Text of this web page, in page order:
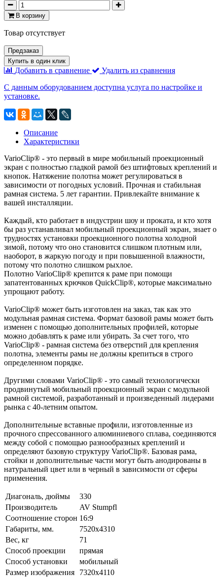
В корзину
Товар отсутствует
Предзаказ
Купить в один клик
Добавить в сравнение
Удалить из сравнения
С данным оборудованием доступна услуга по настройке и
установке.
Описание
Характеристики
VarioClip® - это первый в мире мобильный проекционный
экран с полностью гладкой рамой без штифтовых креплений и
кнопок. Натяжение полотна может регулироваться в
зависимости от погодных условий. Прочная и стабильная
рамная система. 5 лет гарантии. Привлекайте внимание к
вашей инсталляции.
Каждый, кто работает в индустрии шоу и проката, и кто хотя
бы раз устанавливал мобильный проекционный экран, знает о
трудностях установки проекционного полотна холодной
зимой, потому что оно становится слишком плотным или,
наоборот, в жаркую погоду и при повышенной влажности,
потому что полотно слишком рыхлое.
Полотно VarioClip® крепится к раме при помощи
запатентованных крючков QuickClip®, которые максимально
упрощают работу.
VarioClip® может быть изготовлен на заказ, так как это
модульная рамная система. Формат базовой рамы может быть
изменен с помощью дополнительных профилей, которые
можно добавлять к раме или убирать. За счет того, что
VarioClip® - рамная система без отверстий для крепления
полотна, элементы рамы не должны крепиться в строго
определенном порядке.
Другими словами VarioClip® - это самый технологически
продвинутый мобильный проекционный экран с модульной
рамной системой, разработанный и произведенный лидерами
рынка с 40-летним опытом.
Дополнительные вставные профили, изготовленные из
прочного спрессованного алюминиевого сплава, соединяются
между собой с помощью разнообразных креплений и
определяют базовую структуру VarioClip®. Базовая рама,
стойки и дополнительные части могут быть анодированы в
натуральный цвет или в черный в зависимости от сферы
применения.
Диагональ, дюймы
330
Производитель
AV Stumpfl
Соотношение сторон 16:9
Габариты, мм.
7520x4310
Вес, кг
71
Способ проекции
прямая
Способ установки
мобильный
Размер изображения
7320x4110